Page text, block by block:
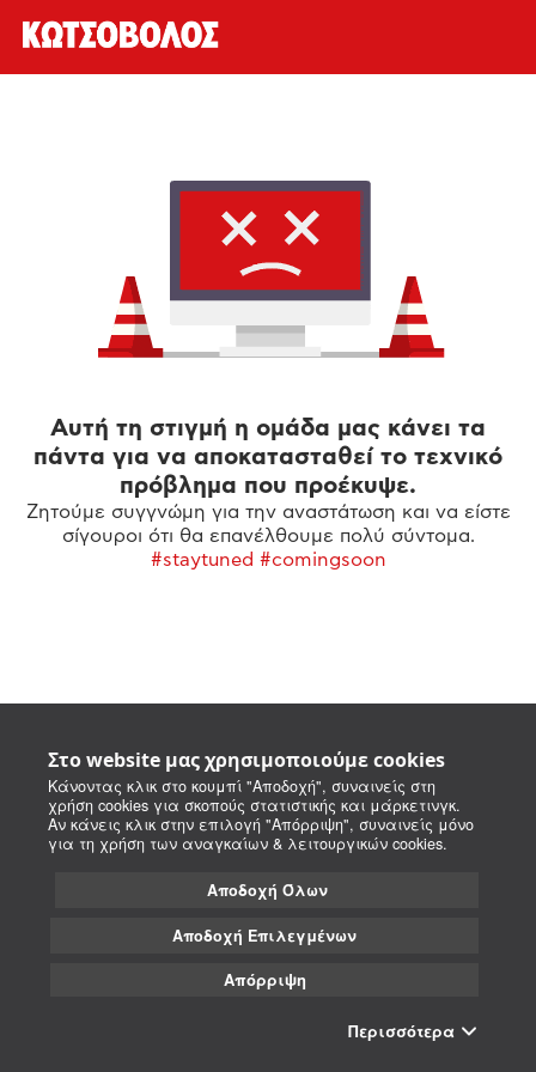
Στο website μας χρησιμοποιούμε cookies
Κάνοντας κλικ στο κουμπί "Αποδοχή", συναινείς στη
χρήση cookies για σκοπούς στατιστικής και μάρκετινγκ.
Αν κάνεις κλικ στην επιλογή "Απόρριψη", συναινείς μόνο
για τη χρήση των αναγκαίων & λειτουργικών cookies.
Αποδοχή Όλων
Αποδοχή Επιλεγμένων
Απόρριψη
Περισσότερα
Αυτή τη στιγμή η ομάδα μας κάνει τα
πάντα για να αποκατασταθεί το τεχνικό
πρόβλημα που προέκυψε.
Ζητούμε συγγνώμη για την αναστάτωση και να είστε
σίγουροι ότι θα επανέλθουμε πολύ σύντομα.
#staytuned #comingsoon